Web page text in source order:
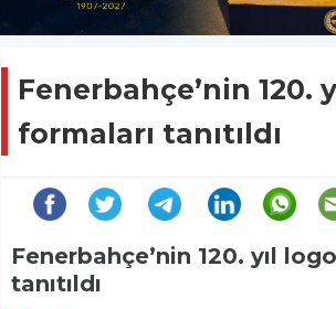
Fenerbahçe’nin 120.
formaları tanıtıldı
Fenerbahçe’nin 120. yıl
tanıtıldı